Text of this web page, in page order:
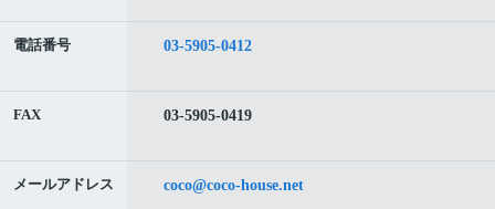
電話番号 03-5905-0412
FAX 03-5905-0419
メールアドレス coco@coco-house.net